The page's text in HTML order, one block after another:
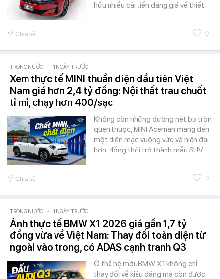
hữu nhiều cải tiến đáng giá về thiết…
Chia sẻ 0
TRONG NƯỚC - 1 NGÀY TRƯỚC
Xem thực tế MINI thuần điện đầu tiên Việt
Nam giá hơn 2,4 tỷ đồng: Nội thất trau chuốt
tỉ mỉ, chạy hơn 400/sạc
Không còn những đường nét bo tròn
quen thuộc, MINI Aceman mang đến
một diện mạo vuông vức và hiện đại
hơn, đồng thời trở thành mẫu SUV…
Chia sẻ 0
TRONG NƯỚC - 1 NGÀY TRƯỚC
Ảnh thực tế BMW X1 2026 giá gần 1,7 tỷ
đồng vừa về Việt Nam: Thay đổi toàn diện từ
ngoài vào trong, có ADAS cạnh tranh Q3
Ở thế hệ mới, BMW X1 không chỉ
thay đổi về kiểu dáng mà còn được